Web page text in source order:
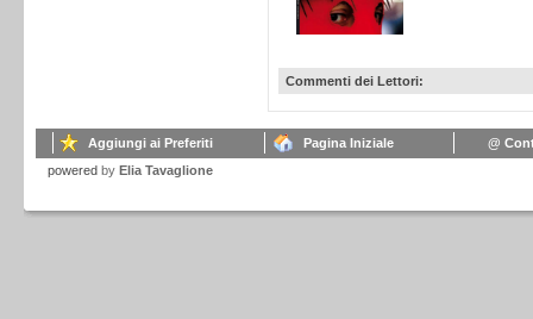
Commenti dei Lettori:
Aggiungi ai Preferiti Pagina Iniziale
@
powered by Elia Tavaglione